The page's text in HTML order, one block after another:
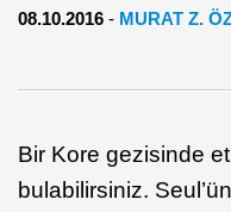
08.10.2016 - MURAT Z.
Bir Kore gezisinde
bulabilirsiniz.